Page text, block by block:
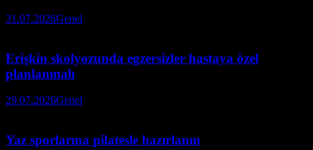
31.07.2026Genel
Erişkin skolyozunda egzersizler hastaya özel
planlanmalı
29.07.2026Genel
Yaz sporlarına pilatesle hazırlanın